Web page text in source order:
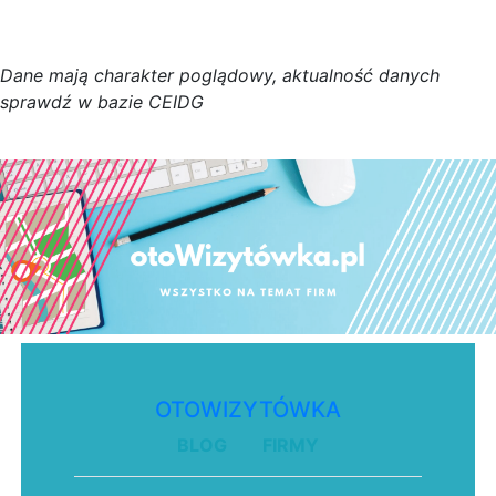
Dane mają charakter poglądowy, aktualność danych
sprawdź w bazie CEIDG
OTOWIZYTÓWKA